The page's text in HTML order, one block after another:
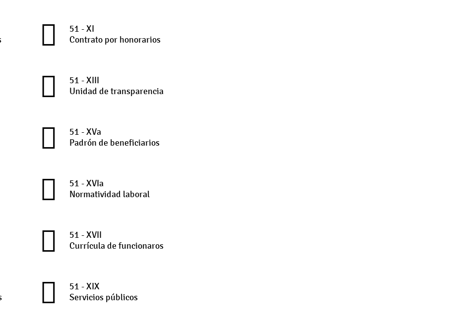
51 - XI
Contrato por honorarios
51 - XIII
Unidad de transparencia
51 - XVa
Padrón de beneficiarios
51 - XVIa
Normatividad laboral
51 - XVII
Currícula de funcionaros
51 - XIX
Servicios públicos